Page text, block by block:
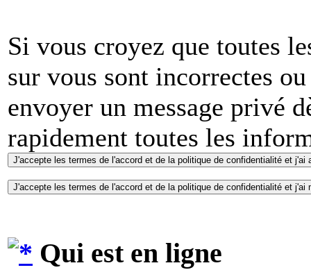
Si vous croyez que toutes
sur vous sont incorrectes
envoyer un message privé
rapidement toutes les
Qui est en ligne